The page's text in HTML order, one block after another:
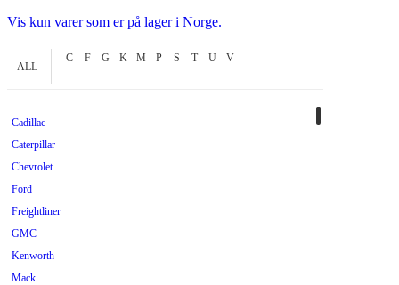
Vis kun varer som er på lager i Norge.
ALL
C F G K M P S T U V
Cadillac
Caterpillar
Chevrolet
Ford
Freightliner
GMC
Kenworth
Mack